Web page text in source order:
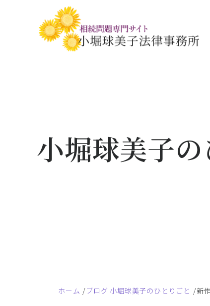
相談関連書
小堀球美子
ホーム ブログ 小堀球美子のひとりごと 新